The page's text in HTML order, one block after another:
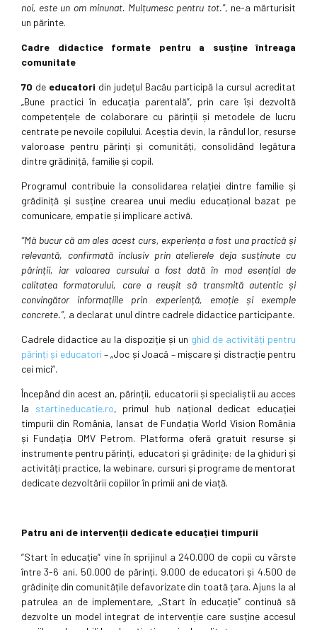
noi, este un om minunat. Mulțumesc pentru tot.”, ne-a mărturisit
un părinte.
Cadre didactice formate pentru a susține întreaga
comunitate
70 de educatori din județul Bacău participă la cursul acreditat
„Bune practici în educația parentală”, prin care își dezvoltă
competențele de colaborare cu părinții și metodele de lucru
centrate pe nevoile copilului. Aceștia devin, la rândul lor, resurse
valoroase pentru părinți și comunități, consolidând legătura
dintre grădiniță, familie și copil.
Programul contribuie la consolidarea relației dintre familie și
grădiniță și susține crearea unui mediu educațional bazat pe
comunicare, empatie și implicare activă.
“Mă bucur că am ales acest curs, experiența a fost una practică și
relevantă, confirmată inclusiv prin atelierele deja susținute cu
părinții, iar valoarea cursului a fost dată în mod esențial de
calitatea formatorului, care a reușit să transmită autentic și
convingător informațiile prin experiență, emoție și exemple
concrete.”, a declarat unul dintre cadrele didactice participante.
Cadrele didactice au la dispoziție și un ghid de activități pentru
părinți și educatori – „Joc și Joacă – mișcare și distracție pentru
cei mici”.
Începând din acest an, părinții, educatorii și specialiștii au acces
la startineducatie.ro, primul hub național dedicat educației
timpurii din România, lansat de Fundația World Vision România
și Fundația OMV Petrom. Platforma oferă gratuit resurse și
instrumente pentru părinți, educatori și grădinițe: de la ghiduri și
activități practice, la webinare, cursuri și programe de mentorat
dedicate dezvoltării copiilor în primii ani de viață.
Patru ani de intervenții dedicate educației timpurii
”Start în educație” vine în sprijinul a 240.000 de copii cu vârste
între 3-6 ani, 50.000 de părinți, 9.000 de educatori și 4.500 de
grădinițe din comunitățile defavorizate din toată țara. Ajuns la al
patrulea an de implementare, „Start în educație” continuă să
dezvolte un model integrat de intervenție care susține accesul